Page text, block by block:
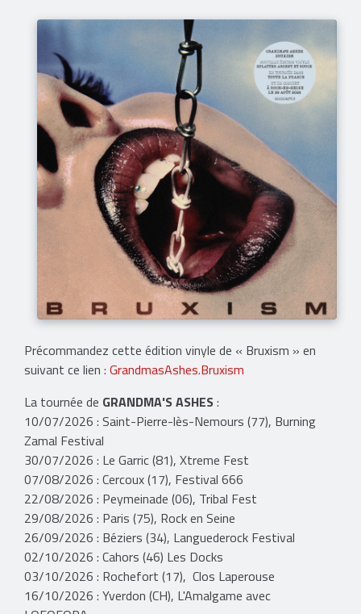
Précommandez cette édition vinyle de « Bruxism » en
suivant ce lien : GrandmasAshes.Bruxism
La tournée de GRANDMA'S ASHES:
10/07/2026 : Saint-Pierre-lès-Nemours (77), Burning
Zamal Festival
30/07/2026 : Le Garric (81), Xtreme Fest
07/08/2026 : Cercoux (17), Festival 666
22/08/2026 : Peymeinade (06), Tribal Fest
29/08/2026 : Paris (75), Rock en Seine
26/09/2026 : Béziers (34), Languederock Festival
02/10/2026 : Cahors (46) Les Docks
03/10/2026 : Rochefort (17), Clos Laperouse
16/10/2026 : Yverdon (CH), L'Amalgame avec